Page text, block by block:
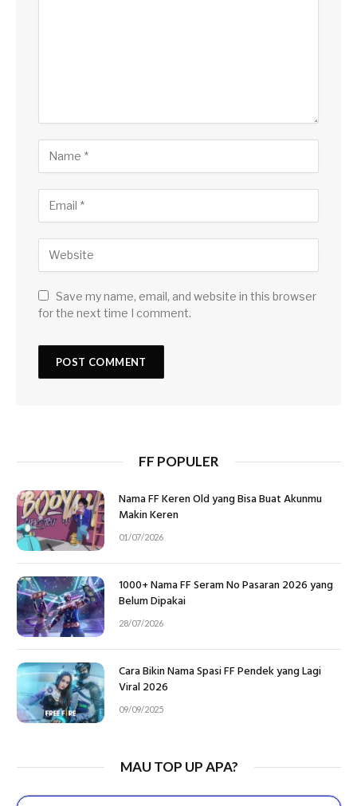
Save my name, email, and website in this browser
for the next time I comment.
FF POPULER
Nama FF Keren Old yang Bisa Buat Akunmu
Makin Keren
01/07/2026
1000+ Nama FF Seram No Pasaran 2026 yang
Belum Dipakai
28/07/2026
Cara Bikin Nama Spasi FF Pendek yang Lagi
Viral 2026
09/09/2025
MAU TOP UP APA?